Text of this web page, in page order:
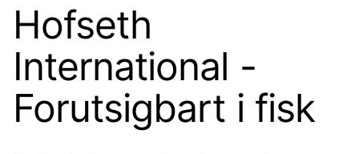
Hofseth
International -
Forutsigbart i fisk